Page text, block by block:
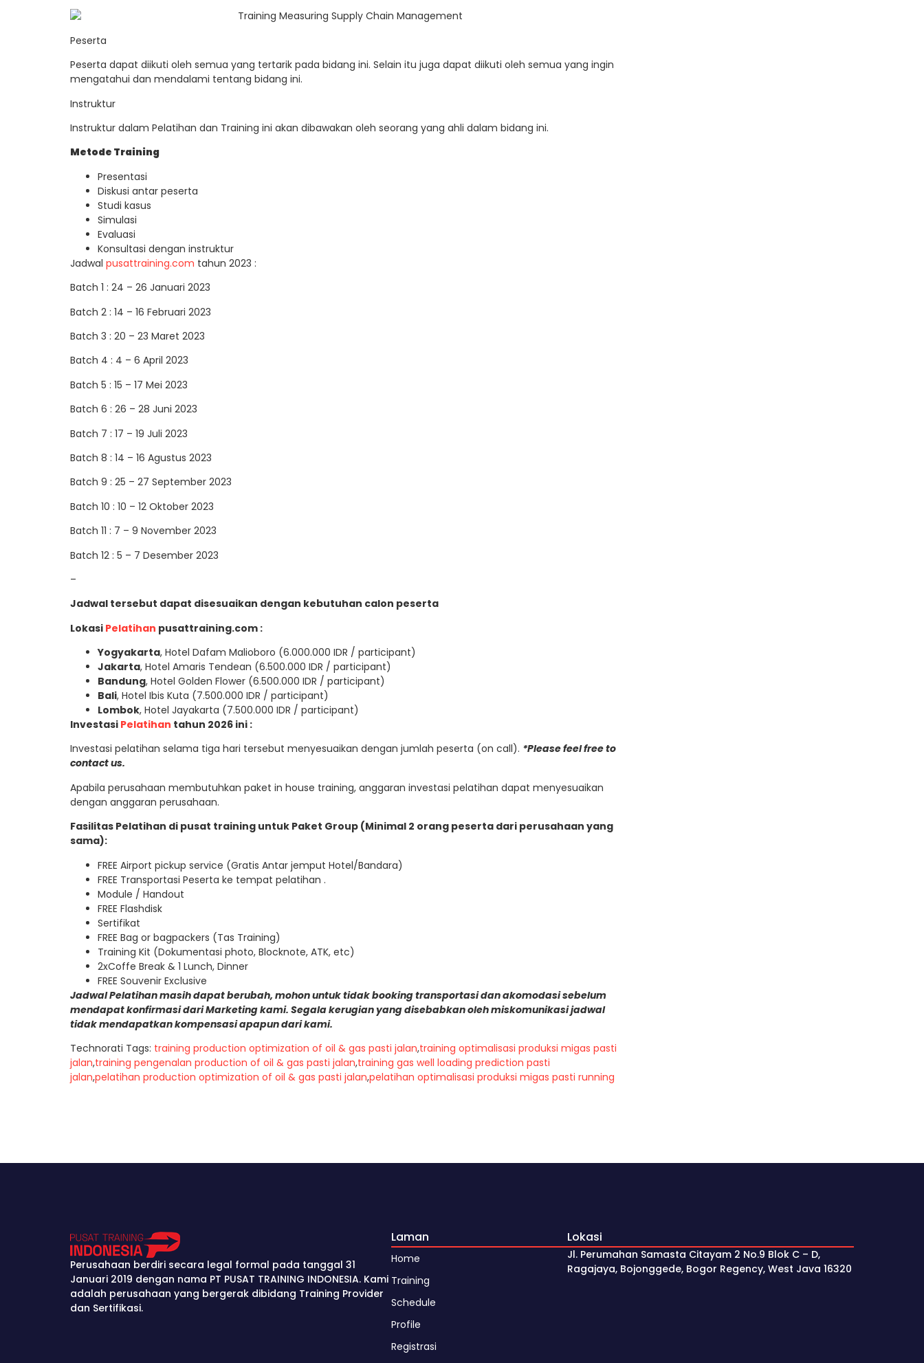
Peserta
Peserta dapat diikuti oleh semua yang tertarik pada bidang ini. Selain itu juga dapat diikuti oleh semua yang ingin
mengatahui dan mendalami tentang bidang ini.
Instruktur
Instruktur dalam Pelatihan dan Training ini akan dibawakan oleh seorang yang ahli dalam bidang ini.
Metode Training
Presentasi
Diskusi antar peserta
Studi kasus
Simulasi
Evaluasi
Konsultasi dengan instruktur
Jadwal pusattraining.com tahun 2023 :
Batch 1 : 24 – 26 Januari 2023
Batch 2 : 14 – 16 Februari 2023
Batch 3 : 20 – 23 Maret 2023
Batch 4 : 4 – 6 April 2023
Batch 5 : 15 – 17 Mei 2023
Batch 6 : 26 – 28 Juni 2023
Batch 7 : 17 – 19 Juli 2023
Batch 8 : 14 – 16 Agustus 2023
Batch 9 : 25 – 27 September 2023
Batch 10 : 10 – 12 Oktober 2023
Batch 11 : 7 – 9 November 2023
Batch 12 : 5 – 7 Desember 2023
–
Jadwal tersebut dapat disesuaikan dengan kebutuhan calon peserta
Lokasi Pelatihan pusattraining.com :
Yogyakarta, Hotel Dafam Malioboro (6.000.000 IDR / participant)
Jakarta, Hotel Amaris Tendean (6.500.000 IDR / participant)
Bandung, Hotel Golden Flower (6.500.000 IDR / participant)
Bali, Hotel Ibis Kuta (7.500.000 IDR / participant)
Lombok, Hotel Jayakarta (7.500.000 IDR / participant)
Investasi Pelatihan tahun 2026 ini :
Investasi pelatihan selama tiga hari tersebut menyesuaikan dengan jumlah peserta (on call). *Please feel free to
contact us.
Apabila perusahaan membutuhkan paket in house training, anggaran investasi pelatihan dapat menyesuaikan
dengan anggaran perusahaan.
Fasilitas Pelatihan di pusat training untuk Paket Group (Minimal 2 orang peserta dari perusahaan yang
sama):
FREE Airport pickup service (Gratis Antar jemput Hotel/Bandara)
FREE Transportasi Peserta ke tempat pelatihan .
Module / Handout
FREE Flashdisk
Sertifikat
FREE Bag or bagpackers (Tas Training)
Training Kit (Dokumentasi photo, Blocknote, ATK, etc)
2xCoffe Break & 1 Lunch, Dinner
FREE Souvenir Exclusive
Jadwal Pelatihan masih dapat berubah, mohon untuk tidak booking transportasi dan akomodasi sebelum
mendapat konfirmasi dari Marketing kami. Segala kerugian yang disebabkan oleh miskomunikasi jadwal
tidak mendapatkan kompensasi apapun dari kami.
Technorati Tags: training production optimization of oil & gas pasti jalan,training optimalisasi produksi migas pasti
jalan,training pengenalan production of oil & gas pasti jalan,training gas well loading prediction pasti
jalan,pelatihan production optimization of oil & gas pasti jalan,pelatihan optimalisasi produksi migas pasti running
Perusahaan berdiri secara legal formal pada tanggal 31
Januari 2019 dengan nama PT PUSAT TRAINING INDONESIA. Kami
adalah perusahaan yang bergerak dibidang Training Provider
dan Sertifikasi.
Laman
Home
Training
Schedule
Profile
Registrasi
Lokasi
Jl. Perumahan Samasta Citayam 2 No.9 Blok C – D,
Ragajaya, Bojonggede, Bogor Regency, West Java 16320